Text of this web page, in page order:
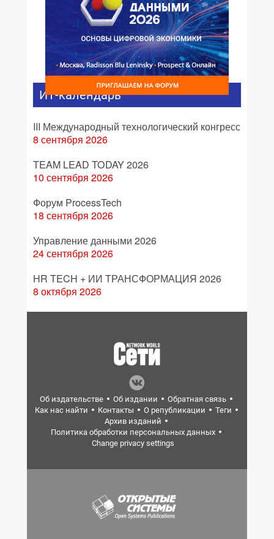
ИТ-календарь
III Международный технологический конгресс
8 сентября 2026
TEAM LEAD TODAY 2026
10 сентября 2026
Форум ProcessTech
18 сентября 2026
Управление данными 2026
24 сентября 2026
HR TECH + ИИ ТРАНСФОРМАЦИЯ 2026
8 октября 2026
Об издательстве Об издании
Обратная связь
Как нас найти
Контакты О републикации
Теги
Архив изданий
Политика обработки персональных данных
Change privacy settings